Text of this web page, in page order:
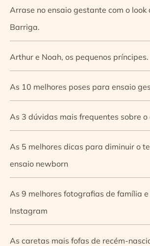
Arrase no ensaio gestante com o look
Barriga.
Arthur e Noah, os pequenos príncipes.
As 10 melhores poses para ensaio
As 3 dúvidas mais frequentes sobre
As 5 melhores dicas para diminuir o
ensaio newborn
As 9 melhores fotografias de família
Instagram
As caretas mais fofas de recém-